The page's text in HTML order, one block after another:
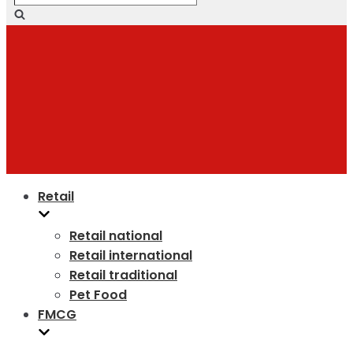
Retail
Retail national
Retail international
Retail traditional
Pet Food
FMCG